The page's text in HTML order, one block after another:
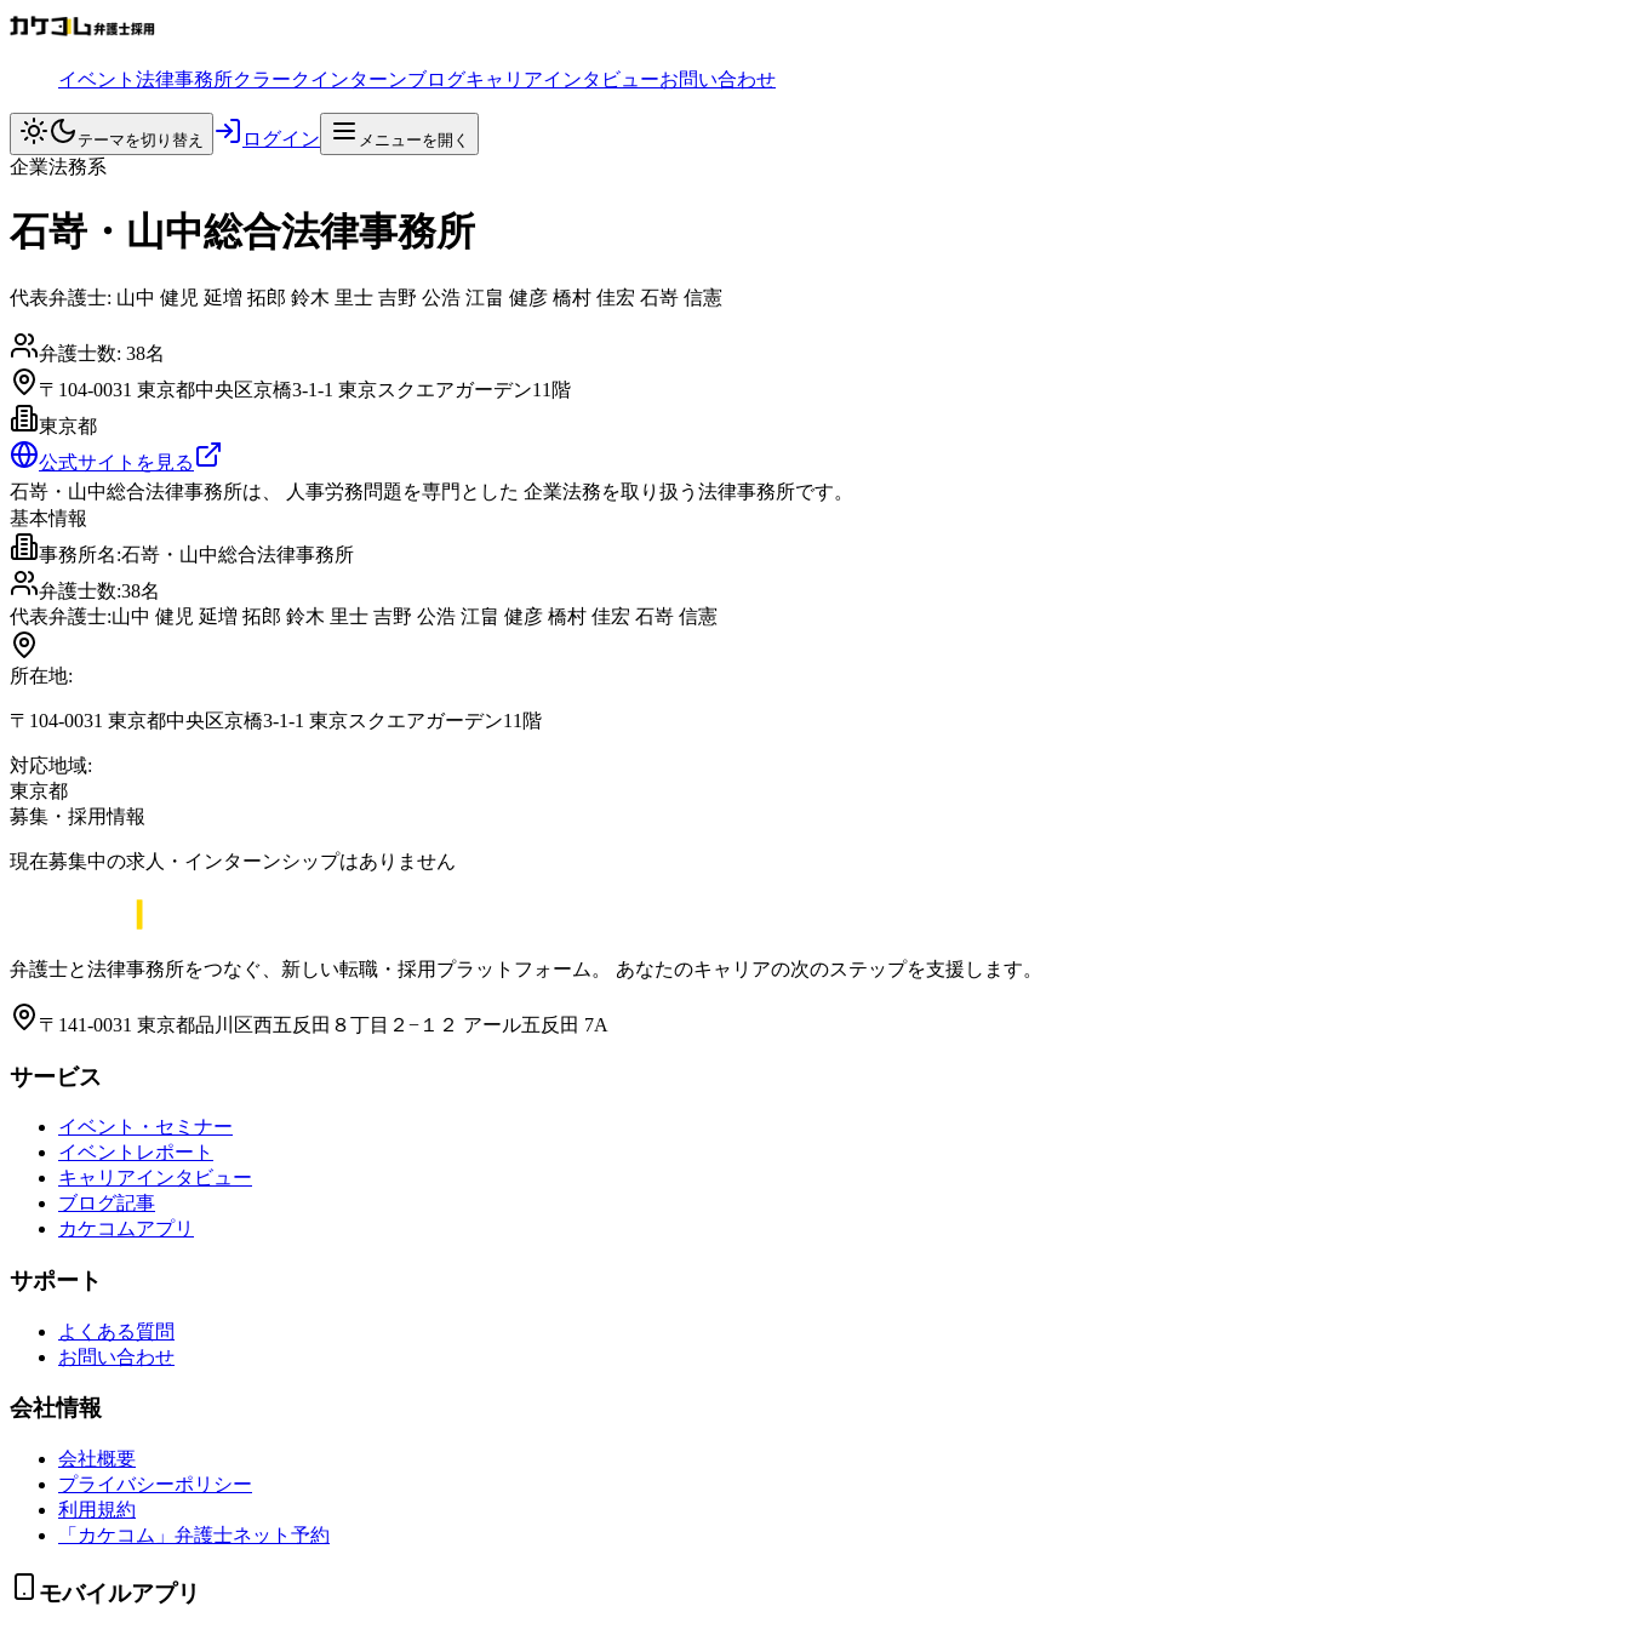
イベント 法律事務所クラークインターンブログキャリアインタビューお問い合わせ
テーマを切り替え ログイン メニューを開く
企業法務系
石嵜・山中総合法律事務所
代表弁護士: 山中 健児 延増 拓郎 鈴木 里士 吉野 公浩 江畠 健彦 橋村 佳宏 石嵜 信憲
弁護士数: 38名
〒104-0031 東京都中央区京橋3-1-1 東京スクエアガーデン11階
東京都
公式サイトを見る
石嵜・山中総合法律事務所は、 人事労務問題を専門とした 企業法務を取り扱う法律事務所です。
基本情報
事務所名:石嵜・山中総合法律事務所
弁護士数:38名
代表弁護士:山中 健児 延増 拓郎 鈴木 里士 吉野 公浩 江畠 健彦 橋村 佳宏 石嵜 信憲
所在地:
〒104-0031 東京都中央区京橋3-1-1 東京スクエアガーデン11階
対応地域:
東京都
募集・採用情報
現在募集中の求人・インターンシップはありません
弁護士と法律事務所をつなぐ、新しい転職・採用プラットフォーム。 あなたのキャリアの次のステップを支援します。
〒141-0031 東京都品川区西五反田８丁目２−１２ アール五反田 7A
サービス
イベント・セミナー
イベントレポート
キャリアインタビュー
ブログ記事
カケコムアプリ
サポート
よくある質問
お問い合わせ
会社情報
会社概要
プライバシーポリシー
利用規約
「カケコム」弁護士ネット予約
モバイルアプリ